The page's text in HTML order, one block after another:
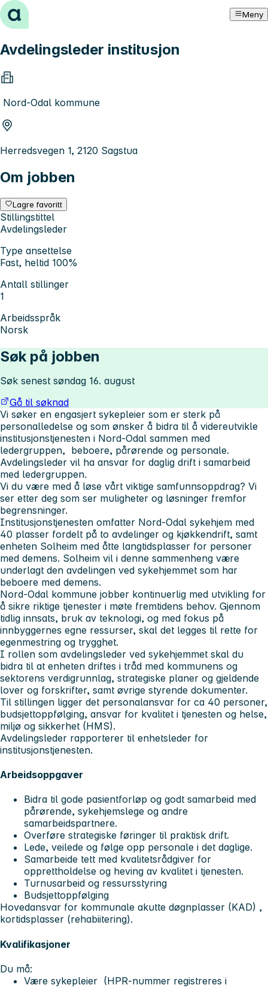
Hopp til innhold Meny
Avdelingsleder institusjon
Nord-Odal kommune
Herredsvegen 1, 2120 Sagstua
Om jobben
Lagre favoritt
Stillingstittel
Avdelingsleder
Type ansettelse
Fast, heltid 100%
Antall stillinger
1
Arbeidsspråk
Norsk
Søk på jobben
Søk senest søndag 16. august
Gå til søknad
Vi søker en engasjert sykepleier som er sterk på
personalledelse og som ønsker å bidra til å videreutvikle
institusjonstjenesten i Nord-Odal sammen med
ledergruppen, beboere, pårørende og personale.
Avdelingsleder vil ha ansvar for daglig drift i samarbeid
med ledergruppen.
Vi du være med å løse vårt viktige samfunnsoppdrag? Vi
ser etter deg som ser muligheter og løsninger fremfor
begrensninger.
Institusjonstjenesten omfatter Nord-Odal sykehjem med
40 plasser fordelt på to avdelinger og kjøkkendrift, samt
enheten Solheim med åtte langtidsplasser for personer
med demens. Solheim vil i denne sammenheng være
underlagt den avdelingen ved sykehjemmet som har
beboere med demens.
Nord-Odal kommune jobber kontinuerlig med utvikling for
å sikre riktige tjenester i møte fremtidens behov. Gjennom
tidlig innsats, bruk av teknologi, og med fokus på
innbyggernes egne ressurser, skal det legges til rette for
egenmestring og trygghet.
I rollen som avdelingsleder ved sykehjemmet skal du
bidra til at enheten driftes i tråd med kommunens og
sektorens verdigrunnlag, strategiske planer og gjeldende
lover og forskrifter, samt øvrige styrende dokumenter.
Til stillingen ligger det personalansvar for ca 40 personer,
budsjettoppfølging, ansvar for kvalitet i tjenesten og helse,
miljø og sikkerhet (HMS).
Avdelingsleder rapporterer til enhetsleder for
institusjonstjenesten.
Arbeidsoppgaver
Bidra til gode pasientforløp og godt samarbeid med
pårørende, sykehjemslege og andre
samarbeidspartnere.
Overføre strategiske føringer til praktisk drift.
Lede, veilede og følge opp personale i det daglige.
Samarbeide tett med kvalitetsrådgiver for
opprettholdelse og heving av kvalitet i tjenesten.
Turnusarbeid og ressursstyring
Budsjettoppfølging
Hovedansvar for kommunale akutte døgnplasser (KAD) ,
kortidsplasser (rehabiitering).
Kvalifikasjoner
Du må:
Være sykepleier (HPR-nummer registreres i